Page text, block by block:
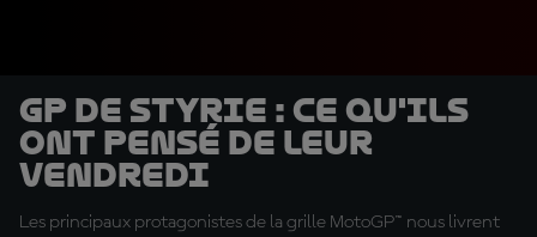
GP de Styrie : Ce qu'ils
ont pensé de leur
vendredi
Les principaux protagonistes de la grille MotoGP™ nous livrent